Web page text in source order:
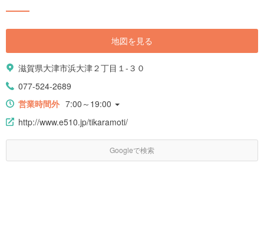
地図を見る
滋賀県大津市浜大津２丁目１-３０
077-524-2689
営業時間外 7:00～19:00
http://www.e510.jp/tikaramoti/
Googleで検索